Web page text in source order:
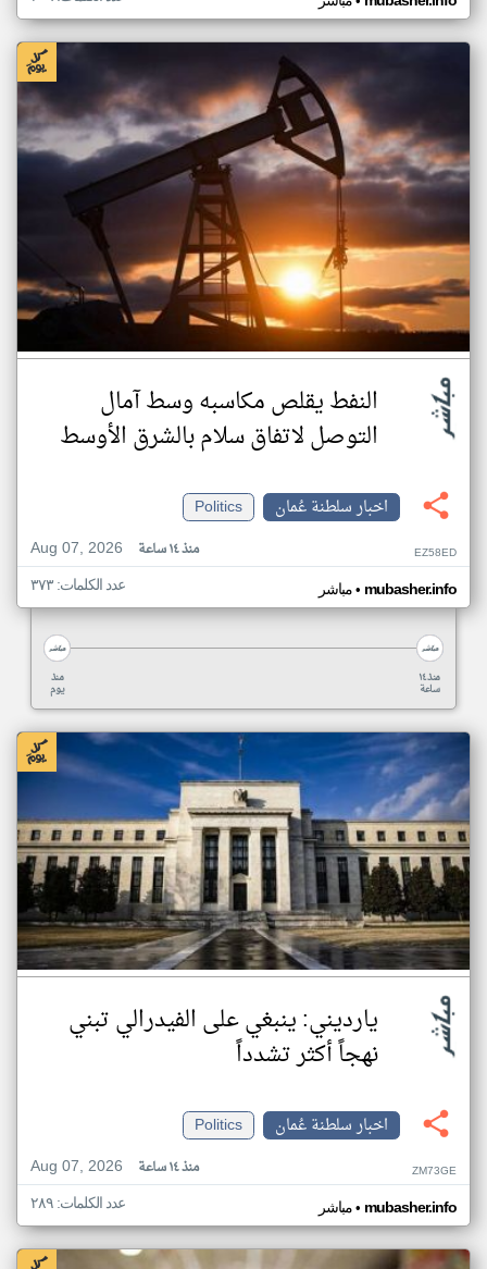
النفط يقلص مكاسبه وسط آمال
التوصل لاتفاق سلام بالشرق الأوسط
اخبار سلطنة عُمان
Politics
Aug 07, 2026
منذ ١٤ ساعة EZ58ED
مباشر• mubasher.info عدد الكلمات: ٣٧٣
منذ
يوم
منذ ١٤
ساعة
يارديني: ينبغي على الفيدرالي تبني
نهجاً أكثر تشدداً
اخبار سلطنة عُمان
Politics
Aug 07, 2026
منذ ١٤ ساعة ZM73GE
مباشر• mubasher.info عدد الكلمات: ٢٨٩